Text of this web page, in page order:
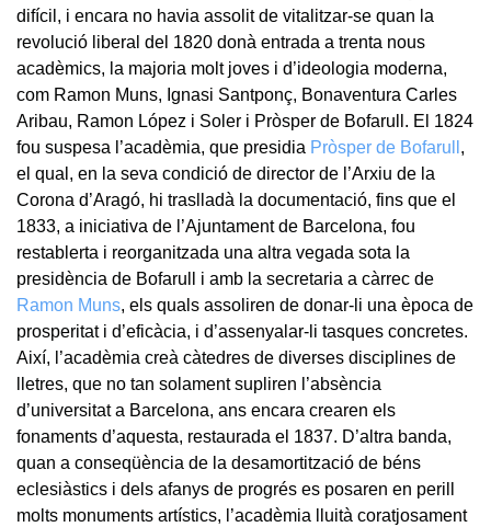
difícil, i encara no havia assolit de vitalitzar-se quan la
revolució liberal del 1820 donà entrada a trenta nous
acadèmics, la majoria molt joves i d’ideologia moderna,
com Ramon Muns, Ignasi Santponç, Bonaventura Carles
Aribau, Ramon López i Soler i Pròsper de Bofarull. El 1824
fou suspesa l’acadèmia, que presidia Pròsper de Bofarull ,
el qual, en la seva condició de director de l’Arxiu de la
Corona d’Aragó, hi traslladà la documentació, fins que el
1833, a iniciativa de l’Ajuntament de Barcelona, fou
restablerta i reorganitzada una altra vegada sota la
presidència de Bofarull i amb la secretaria a càrrec de
Ramon Muns, els quals assoliren de donar-li una època de
prosperitat i d’eficàcia, i d’assenyalar-li tasques concretes.
Així, l’acadèmia creà càtedres de diverses disciplines de
lletres, que no tan solament supliren l’absència
d’universitat a Barcelona, ans encara crearen els
fonaments d’aquesta, restaurada el 1837. D’altra banda,
quan a conseqüència de la desamortització de béns
eclesiàstics i dels afanys de progrés es posaren en perill
molts monuments artístics, l’acadèmia lluità coratjosament